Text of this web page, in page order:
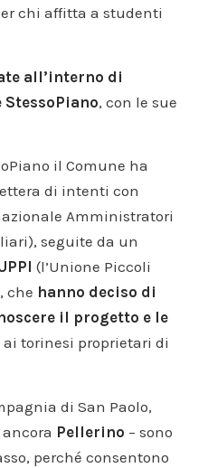
chi affitta a studenti
all’interno di
StessoPiano, con le sue
il Comune ha
di intenti con
Amministratori
seguite da un
(l’Unione Piccoli
che hanno deciso di
il progetto e le
ai torinesi proprietari di
di San Paolo,
ancora Pellerino – sono
perché consentono